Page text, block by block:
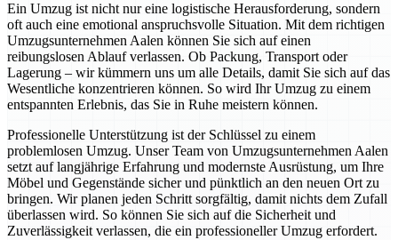
Ein Umzug ist nicht nur eine logistische Herausforderung, sondern
oft auch eine emotional anspruchsvolle Situation. Mit dem richtigen
Umzugsunternehmen Aalen können Sie sich auf einen
reibungslosen Ablauf verlassen. Ob Packung, Transport oder
Lagerung – wir kümmern uns um alle Details, damit Sie sich auf das
Wesentliche konzentrieren können. So wird Ihr Umzug zu einem
entspannten Erlebnis, das Sie in Ruhe meistern können.
Professionelle Unterstützung ist der Schlüssel zu einem
problemlosen Umzug. Unser Team von Umzugsunternehmen Aalen
setzt auf langjährige Erfahrung und modernste Ausrüstung, um Ihre
Möbel und Gegenstände sicher und pünktlich an den neuen Ort zu
bringen. Wir planen jeden Schritt sorgfältig, damit nichts dem Zufall
überlassen wird. So können Sie sich auf die Sicherheit und
Zuverlässigkeit verlassen, die ein professioneller Umzug erfordert.